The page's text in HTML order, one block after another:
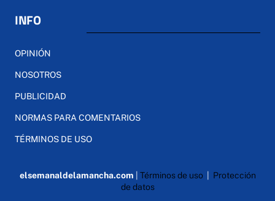
INFO
OPINIÓN
NOSOTROS
PUBLICIDAD
NORMAS PARA COMENTARIOS
TÉRMINOS DE USO
elsemanaldelamancha.com Términos de uso| Protección
de datos